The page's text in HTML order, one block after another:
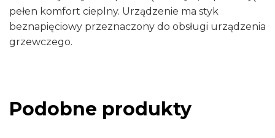
pełen komfort cieplny. Urządzenie ma styk
beznapięciowy przeznaczony do obsługi urządzenia
grzewczego.
Podobne produkty